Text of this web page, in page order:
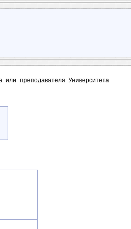
или преподавателя Университета